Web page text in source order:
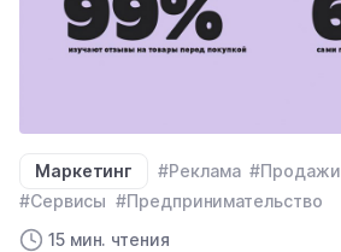
Маркетинг #Реклама #Продажи
#Сервисы #Предпринимательство
15 мин. чтения